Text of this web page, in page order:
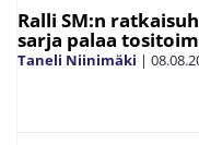
Ralli SM:n
sarja palaa
Taneli Niinimäki |